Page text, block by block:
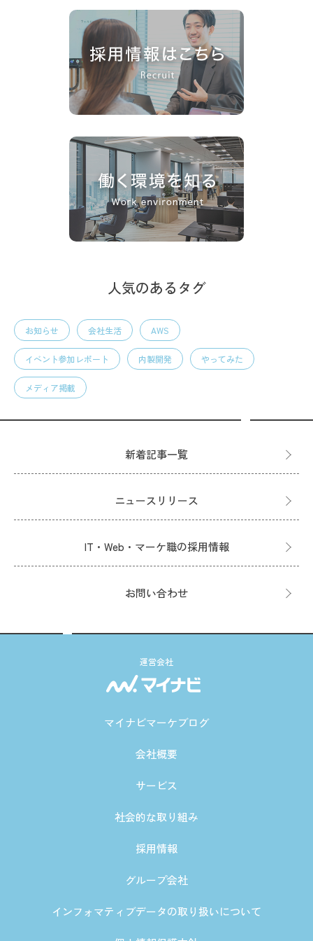
人気のあるタグ
お知らせ 会社生活 AWS
イベント参加レポート 内製開発 やってみた
メディア掲載
新着記事一覧
ニュースリリース
IT・Web・マーケ職の採用情報
お問い合わせ
運営会社
マイナビマーケブログ
会社概要
サービス
社会的な取り組み
採用情報
グループ会社
インフォマティブデータの取り扱いについて